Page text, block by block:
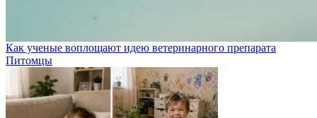
Как ученые воплощают идею ветеринарного препарата
Питомцы